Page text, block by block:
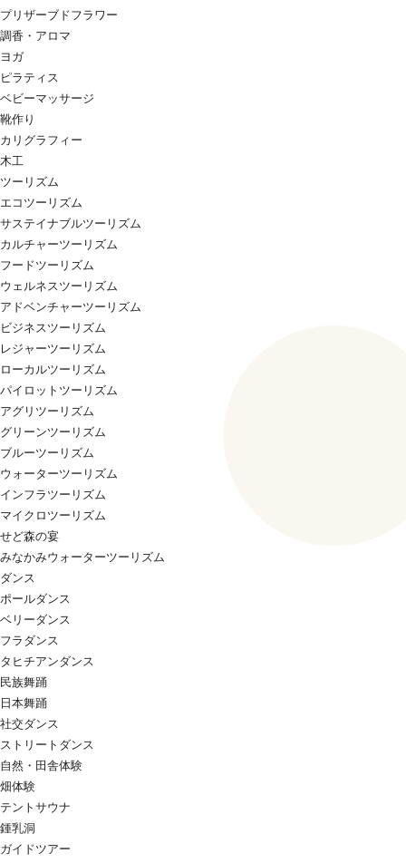
プリザーブドフラワー
調香・アロマ
ヨガ
ピラティス
ベビーマッサージ
靴作り
カリグラフィー
木工
ツーリズム
エコツーリズム
サステイナブルツーリズム
カルチャーツーリズム
フードツーリズム
ウェルネスツーリズム
アドベンチャーツーリズム
ビジネスツーリズム
レジャーツーリズム
ローカルツーリズム
パイロットツーリズム
アグリツーリズム
グリーンツーリズム
ブルーツーリズム
ウォーターツーリズム
インフラツーリズム
マイクロツーリズム
せど森の宴
みなかみウォーターツーリズム
ダンス
ポールダンス
ベリーダンス
フラダンス
タヒチアンダンス
民族舞踊
日本舞踊
社交ダンス
ストリートダンス
自然・田舎体験
畑体験
テントサウナ
鍾乳洞
ガイドツアー